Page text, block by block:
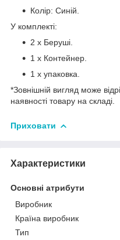
Колір: Синій.
У комплекті:
2 х Беруші.
1 х Контейнер.
1 х упаковка.
*Зовнішній вигляд може
наявності товару на складі.
Приховати
Характеристики
Основні атрибути
Виробник
Країна виробник
Тип